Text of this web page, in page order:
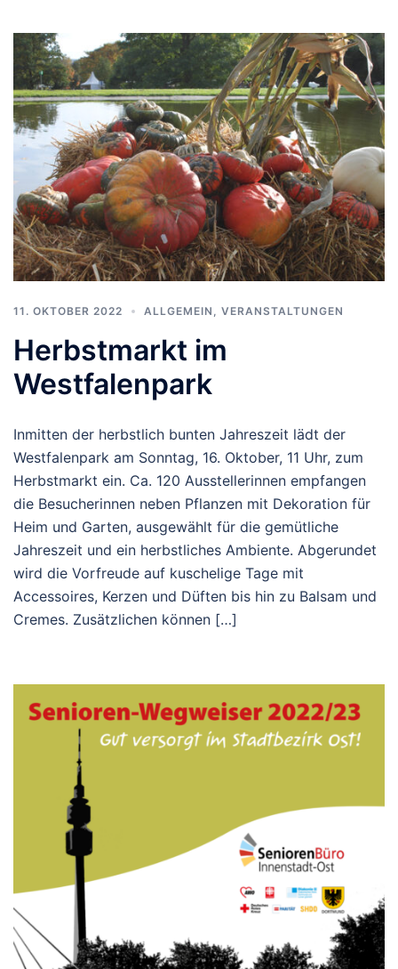
11. OKTOBER 2022 ALLGEMEIN VERANSTALTUNGEN
Herbstmarkt im
Westfalenpark
Inmitten der herbstlich bunten Jahreszeit lädt der
Westfalenpark am Sonntag, 16. Oktober, 11 Uhr, zum
Herbstmarkt ein. Ca. 120 Ausstellerinnen empfangen
die Besucherinnen neben Pflanzen mit Dekoration für
Heim und Garten, ausgewählt für die gemütliche
Jahreszeit und ein herbstliches Ambiente. Abgerundet
wird die Vorfreude auf kuschelige Tage mit
Accessoires, Kerzen und Düften bis hin zu Balsam und
Cremes. Zusätzlichen können […]